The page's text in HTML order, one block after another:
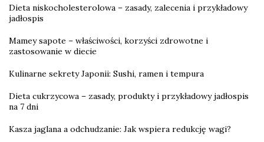
Dieta niskocholesterolowa – zasady, zalecenia i przykładowy
jadłospis
Mamey sapote – właściwości, korzyści zdrowotne i
zastosowanie w diecie
Kulinarne sekrety Japonii: Sushi, ramen i tempura
Dieta cukrzycowa – zasady, produkty i przykładowy jadłospis
na 7 dni
Kasza jaglana a odchudzanie: Jak wspiera redukcję wagi?